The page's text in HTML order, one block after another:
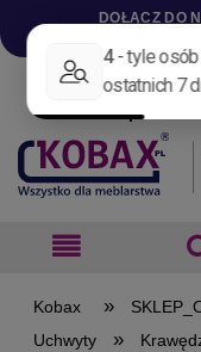
DOŁĄCZ DO
Aktualności
Pliki do pobrania
»
Uchwyty »